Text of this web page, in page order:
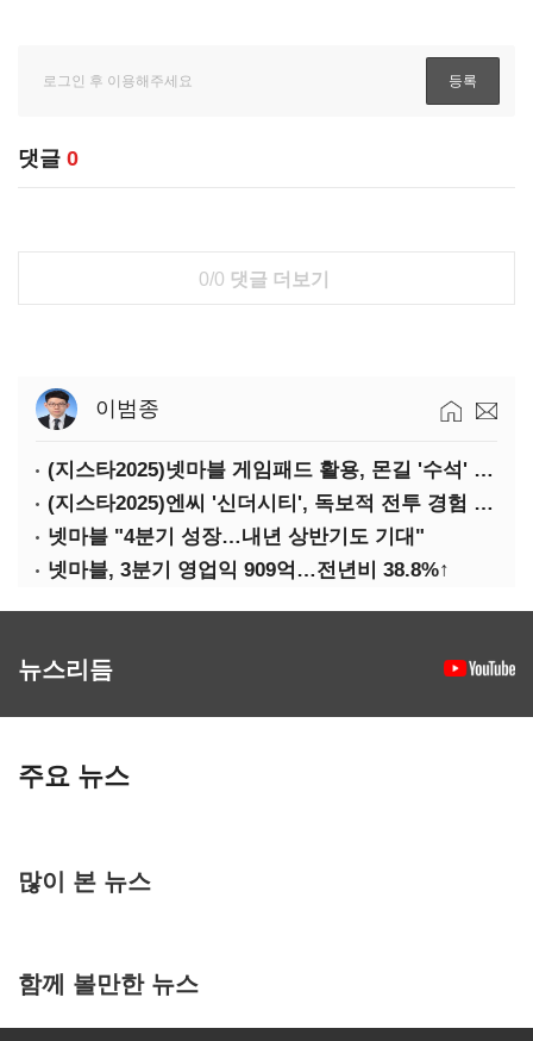
댓글 0
0/0 댓글 더보기
이범종
(지스타2025)넷마블 게임패드 활용, 몬길 '수석' 7대죄 '차석'
(지스타2025)엔씨 '신더시티', 독보적 전투 경험 필요
넷마블 "4분기 성장…내년 상반기도 기대"
넷마블, 3분기 영업익 909억…전년비 38.8%↑
뉴스리듬
주요 뉴스
많이 본 뉴스
함께 볼만한 뉴스